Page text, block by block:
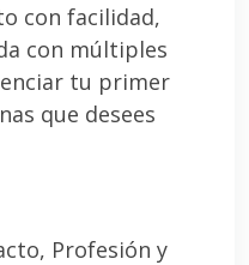
con facilidad,
con múltiples
tu primer
que desees
Profesión y